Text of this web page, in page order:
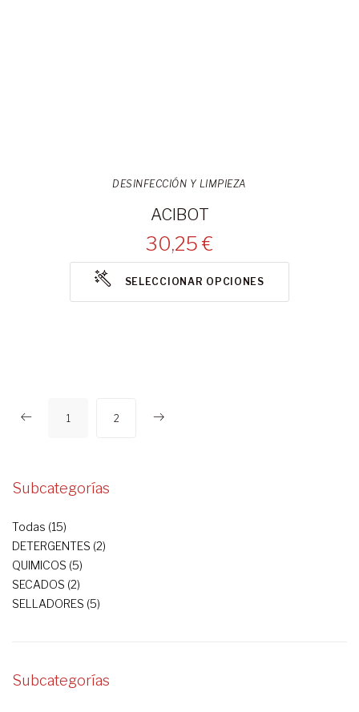
DESINFECCIÓN Y LIMPIEZA
ACIBOT
30,25 €
SELECCIONAR OPCIONES
1 2
Subcategorías
Todas (15)
DETERGENTES (2)
QUIMICOS (5)
SECADOS (2)
SELLADORES (5)
Subcategorías